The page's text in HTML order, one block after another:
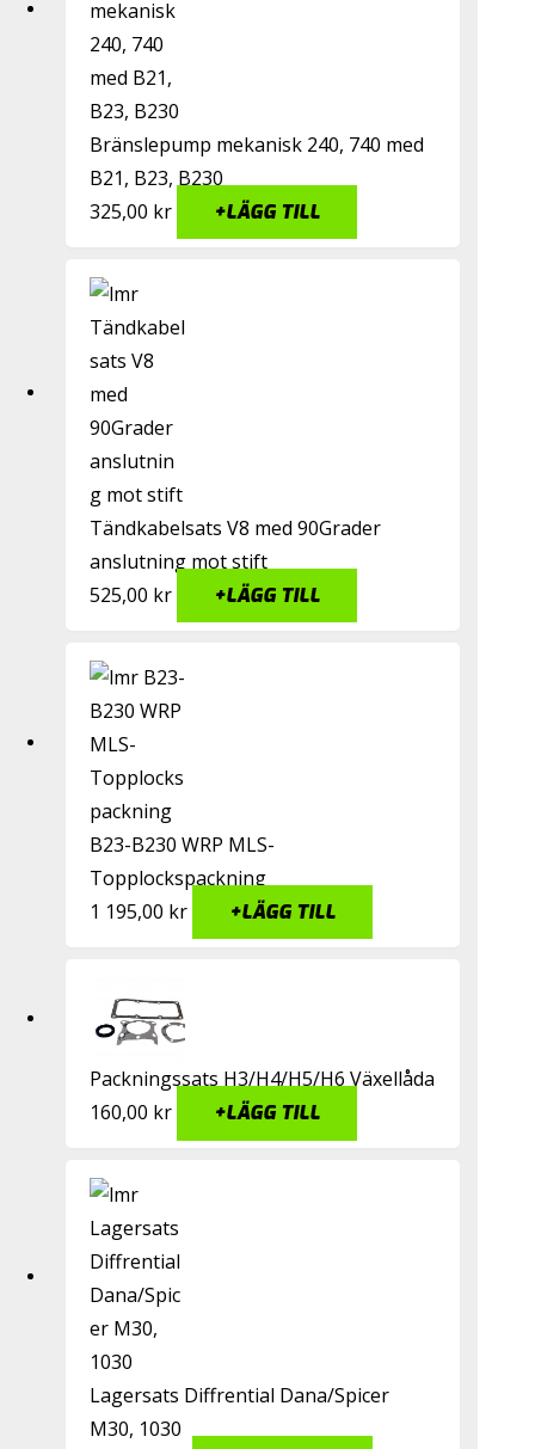
Bränslepump mekanisk 240, 740 med
B21, B23, B230
325,00 kr +LÄGG TILL
Tändkabelsats V8 med 90Grader
anslutning mot stift
525,00 kr +LÄGG TILL
B23-B230 WRP MLS-
Topplockspackning
1 195,00 kr +LÄGG TILL
Packningssats H3/H4/H5/H6 Växellåda
160,00 kr +LÄGG TILL
Lagersats Diffrential Dana/Spicer
M30, 1030